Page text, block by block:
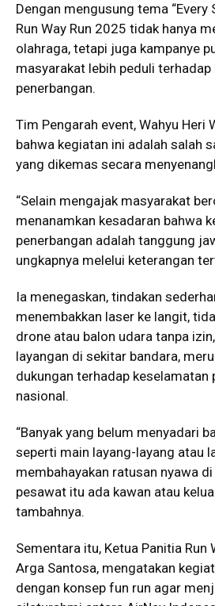
Dengan mengusung tema “Every
Run Way Run 2025 tidak hanya
olahraga, tetapi juga kampanye
masyarakat lebih peduli
penerbangan.
Tim Pengarah event, Wahyu Heri
bahwa kegiatan ini adalah salah
yang dikemas secara
“Selain mengajak masyarakat
menanamkan kesadaran bahwa
penerbangan adalah tanggung
ungkapnya melelui keterangan
Ia menegaskan, tindakan
menembakkan laser ke langit,
drone atau balon udara tanpa
layangan di sekitar bandara,
dukungan terhadap keselamatan
nasional.
“Banyak yang belum menyadari
seperti main layang-layang atau
membahayakan ratusan nyawa
pesawat itu ada kawan atau
tambahnya.
Sementara itu, Ketua Panitia Run
Arga Santosa, mengatakan
dengan konsep fun run agar